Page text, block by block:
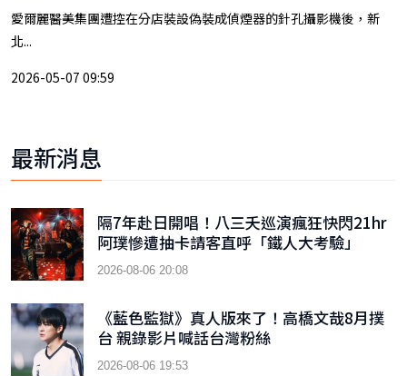
愛爾麗醫美集團遭控在分店裝設偽裝成偵煙器的針孔攝影機後，新
北...
2026-05-07 09:59
最新消息
隔7年赴日開唱！八三夭巡演瘋狂快閃21hr
阿璞慘遭抽卡請客直呼「鐵人大考驗」
2026-08-06 20:08
《藍色監獄》真人版來了！高橋文哉8月撲
台 親錄影片喊話台灣粉絲
2026-08-06 19:53